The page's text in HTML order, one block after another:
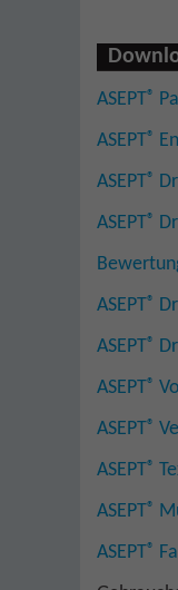
ASEPT®
ASEPT®
ASEPT®
ASEPT®
ASEPT®
ASEPT®
ASEPT®
ASEPT®
ASEPT®
ASEPT®
ASEPT®